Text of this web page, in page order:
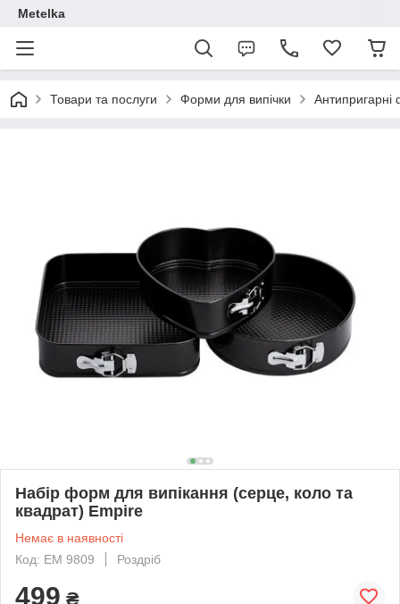
Metelka
Товари та послуги Форми для випічки Антипригарні
Набір форм для випікання (серце, коло та
квадрат) Empire
Немає в наявності
Код: EM 9809
Роздріб
499 ₴